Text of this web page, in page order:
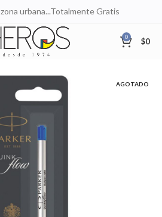
urbana...Totalmente Gratis
0 $0
AGOTADO